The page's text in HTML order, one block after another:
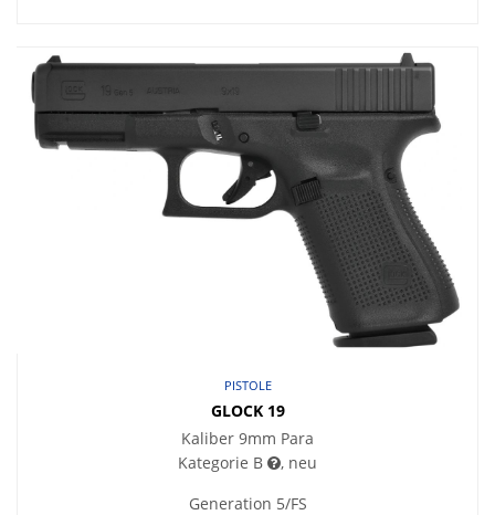
PISTOLE
GLOCK 19
Kaliber 9mm Para
Kategorie B
, neu
Generation 5/FS